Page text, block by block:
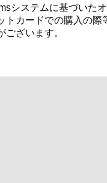
システムに基づいた
カードでの購入の際
ざいます。